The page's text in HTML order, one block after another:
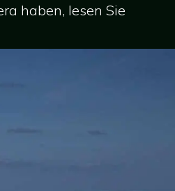
haben, lesen Sie